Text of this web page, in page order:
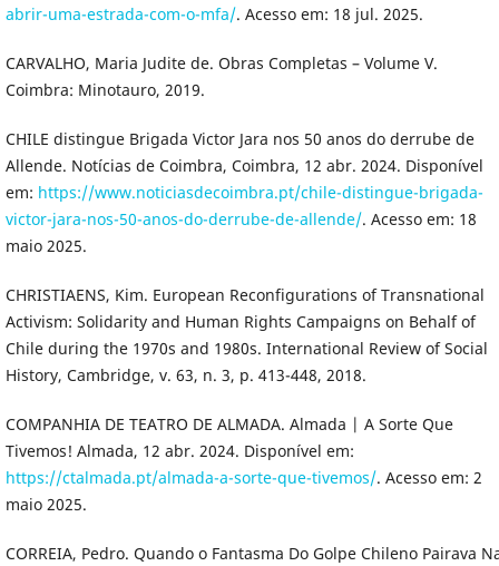
abrir-uma-estrada-com-o-mfa/. Acesso em: 18 jul. 2025.
CARVALHO, Maria Judite de. Obras Completas – Volume V.
Coimbra: Minotauro, 2019.
CHILE distingue Brigada Victor Jara nos 50 anos do derrube de
Allende. Notícias de Coimbra, Coimbra, 12 abr. 2024. Disponível
em: https://www.noticiasdecoimbra.pt/chile-distingue-brigada-
victor-jara-nos-50-anos-do-derrube-de-allende/. Acesso em: 18
maio 2025.
CHRISTIAENS, Kim. European Reconfigurations of Transnational
Activism: Solidarity and Human Rights Campaigns on Behalf of
Chile during the 1970s and 1980s. International Review of Social
History, Cambridge, v. 63, n. 3, p. 413-448, 2018.
COMPANHIA DE TEATRO DE ALMADA. Almada | A Sorte Que
Tivemos! Almada, 12 abr. 2024. Disponível em:
https://ctalmada.pt/almada-a-sorte-que-tivemos/. Acesso em: 2
maio 2025.
CORREIA, Pedro. Quando o Fantasma Do Golpe Chileno Pairava